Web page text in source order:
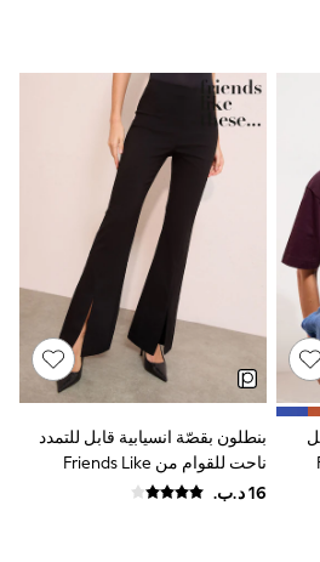
All Girls
بنطلون بقصّة انسيابية قابل للتمدد
ناحت للقوام من Friends Like
These